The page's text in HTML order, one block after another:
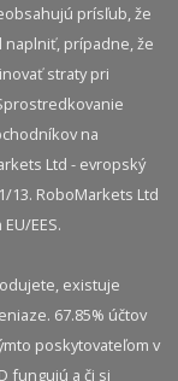
prísľub, že
naplniť, prípadne, že
straty pri
na
Ltd - evropský
13. RoboMarkets Ltd
EES.
existuje
67.85% účtov
poskytovateľom v
fungujú a či si